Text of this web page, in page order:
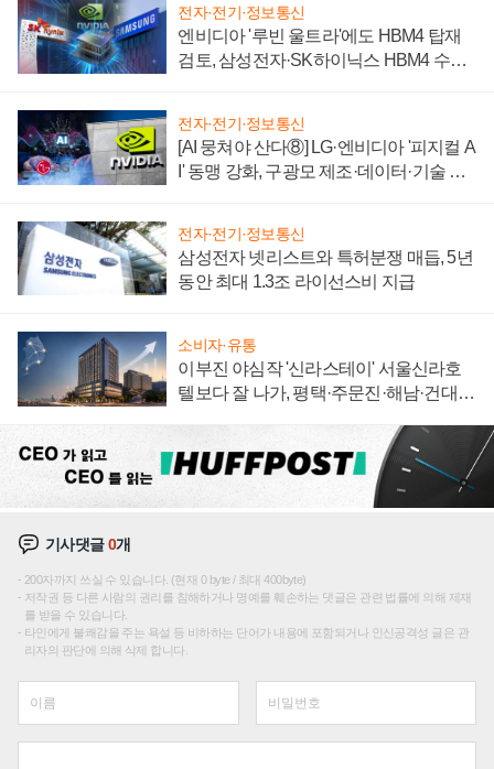
전자·전기·정보통신
엔비디아 '루빈 울트라'에도 HBM4 탑재
검토, 삼성전자·SK하이닉스 HBM4 수율
전자·전기·정보통신
[AI 뭉쳐야 산다⑧] LG·엔비디아 '피지컬 A
I' 동맹 강화, 구광모 제조·데이터·기술 결
전자·전기·정보통신
삼성전자 넷리스트와 특허분쟁 매듭, 5년
동안 최대 1.3조 라이선스비 지급
소비자·유통
이부진 야심작 '신라스테이' 서울신라호
텔보다 잘 나가, 평택·주문진·해남·건대로
기사댓글0개
200자까지 쓰실 수 있습니다. (현재 0 byte / 최대 400byte)
저작권 등 다른 사람의 권리를 침해하거나 명예를 훼손하는 댓글은 관련 법률에 의해 제재
를 받을 수 있습니다.
타인에게 불쾌감을 주는 욕설 등 비하하는 단어가 내용에 포함되거나 인신공격성 글은 관
리자의 판단에 의해 삭제 합니다.